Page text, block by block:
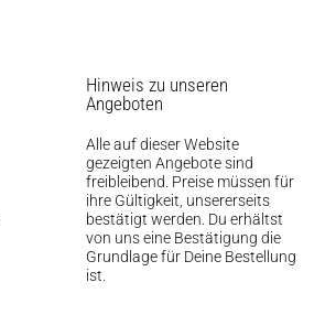
Hinweis zu unseren
Angeboten
Alle auf dieser Website
gezeigten Angebote sind
freibleibend. Preise müssen für
ihre Gültigkeit, unsererseits
bestätigt werden. Du erhältst
von uns eine Bestätigung die
Grundlage für Deine Bestellung
ist.